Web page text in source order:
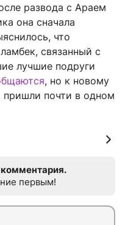
развода с Араем
она сначала
что
связанный с
лучшие подруги
, но к новому
пришли почти в одном
комментария.
первым!